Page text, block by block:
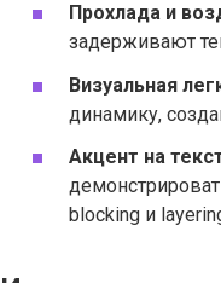
Прохлада и
задерживают
Визуальная
динамику,
Акцент на
blocking и